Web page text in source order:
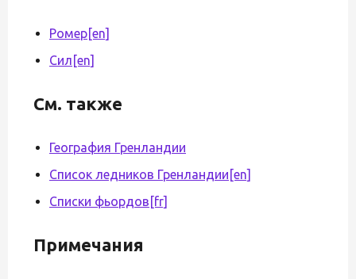
Ромер[en]
Сил [en]
См. также
География Гренландии
Список ледников Гренландии [en]
Списки фьордов [fr]
Примечания